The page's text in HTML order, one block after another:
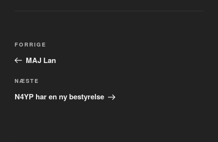
Forrige
indlæg
FORRIGE
MAJ Lan
Næste
indlæg
NÆSTE
N4YP har en ny bestyrelse